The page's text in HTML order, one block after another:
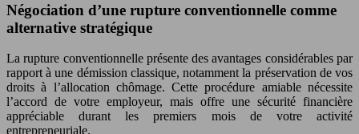
Négociation d’une rupture conventionnelle comme
alternative stratégique
La rupture conventionnelle présente des avantages considérables par
rapport à une démission classique, notamment la préservation de vos
droits à l’allocation chômage. Cette procédure amiable nécessite
l’accord de votre employeur, mais offre une sécurité financière
appréciable durant les premiers mois de votre activité
entrepreneuriale.